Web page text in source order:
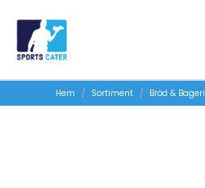
Hem Sortiment Bröd & Bageri